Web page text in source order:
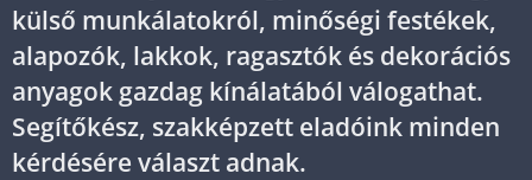
külső munkálatokról, minőségi festékek,
alapozók, lakkok, ragasztók és dekorációs
anyagok gazdag kínálatából válogathat.
Segítőkész, szakképzett eladóink minden
kérdésére választ adnak.